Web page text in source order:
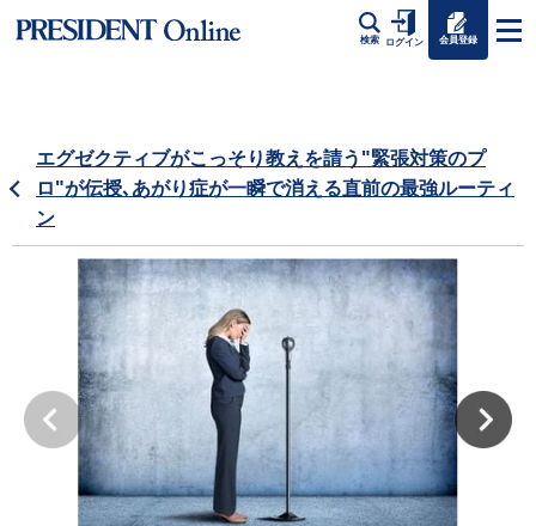
検索 ログイン 会員登録
エグゼクティブがこっそり教えを請う"緊張対策のプ
ロ"が伝授､あがり症が一瞬で消える直前の最強ルーティ
ン